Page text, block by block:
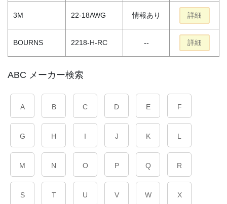
3M 22-18AWG 情報あり 詳細
BOURNS 2218-H-RC -- 詳細
ABC メーカー検索
A B C D E F
G H I J K L
M N O P Q R
S T U V W X